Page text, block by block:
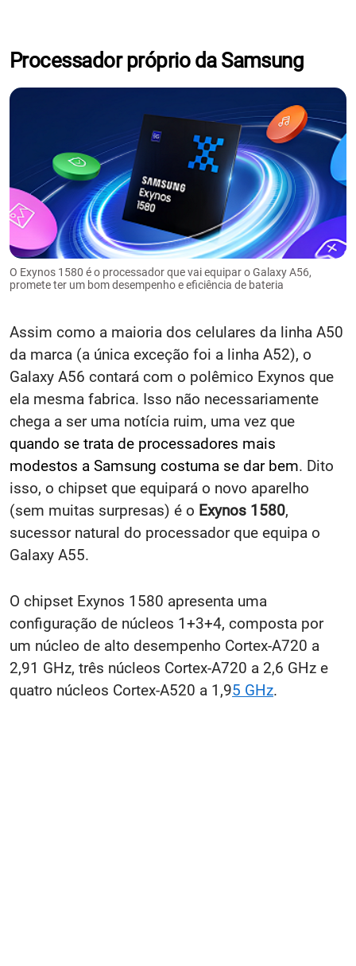
Processador próprio da Samsung
O Exynos 1580 é o processador que vai equipar o Galaxy A56,
promete ter um bom desempenho e eficiência de bateria
Assim como a maioria dos celulares da linha A50
da marca (a única exceção foi a linha A52), o
Galaxy A56 contará com o polêmico Exynos que
ela mesma fabrica. Isso não necessariamente
chega a ser uma notícia ruim, uma vez que
quando se trata de processadores mais
modestos a Samsung costuma se dar bem. Dito
isso, o chipset que equipará o novo aparelho
(sem muitas surpresas) é o Exynos 1580,
sucessor natural do processador que equipa o
Galaxy A55.
O chipset Exynos 1580 apresenta uma
configuração de núcleos 1+3+4, composta por
um núcleo de alto desempenho Cortex-A720 a
2,91 GHz, três núcleos Cortex-A720 a 2,6 GHz e
quatro núcleos Cortex-A520 a 1,95 GHz.